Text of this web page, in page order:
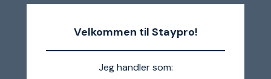
Velkommen til Staypro!
Jeg handler som: